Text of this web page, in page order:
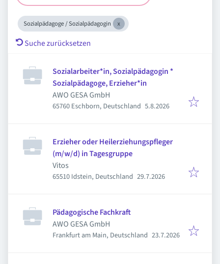
Sozialpädagoge / Sozialpädagogin
Suche zurücksetzen
Sozialarbeiter*in, Sozialpädagogin *
Sozialpädagoge, Erzieher*in
AWO GESA GmbH
65760 Eschborn, Deutschland Veröffentlicht
5.8.2026
Erzieher oder Heilerziehungspfleger
(m/w/d) in Tagesgruppe
Vitos
65510 Idstein, Deutschland Veröffentlicht
29.7.2026
Pädagogische Fachkraft
AWO GESA GmbH
Frankfurt am Main, Deutschland Veröffentlicht:
23.7.2026